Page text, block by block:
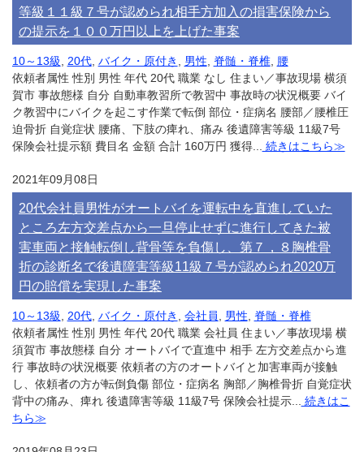
等級１１級７号が認められ相手方加入の損害保険から
の提示を１００万円以上を上げた事案
10～13級 20代, バイク・原付き 男性 脊髄・脊椎, 腰
依頼者属性 性別 男性 年代 20代 職業 なし 住まい／事故現場 横須
賀市 事故態様 自分 自動車教習所で教習中 事故時の状況概要 バイ
ク教習中にバイクを起こす作業で転倒 部位・症病名 腰部／腰椎圧
迫骨折 自覚症状 腰痛、下肢の痺れ、痛み 後遺障害等級 11級7号
保険会社提示額 費目名 金額 合計 160万円 獲得...
続きはこちら≫
2021年09月08日
20代会社員男性がオートバイを運転中を直進していた
ところ左方交差点から一旦停止せずに進行してきた被
害車両と接触転倒し背骨等を負傷し、第７，８胸椎骨
折の診断名で後遺障害等級11級７号が認められ2020万
円の賠償を実現した事案
10～13級, 20代, バイク・原付き , 会社員, 男性, 脊髄・脊椎
依頼者属性 性別 男性 年代 20代 職業 会社員 住まい／事故現場 横
須賀市 事故態様 自分 オートバイで直進中 相手 左方交差点から進
行 事故時の状況概要 依頼者の方のオートバイと加害車両が接触
し、依頼者の方が転倒負傷 部位・症病名 胸部／胸椎骨折 自覚症状
背中の痛み、痺れ 後遺障害等級 11級7号 保険会社提示... 続きはこ
ちら≫